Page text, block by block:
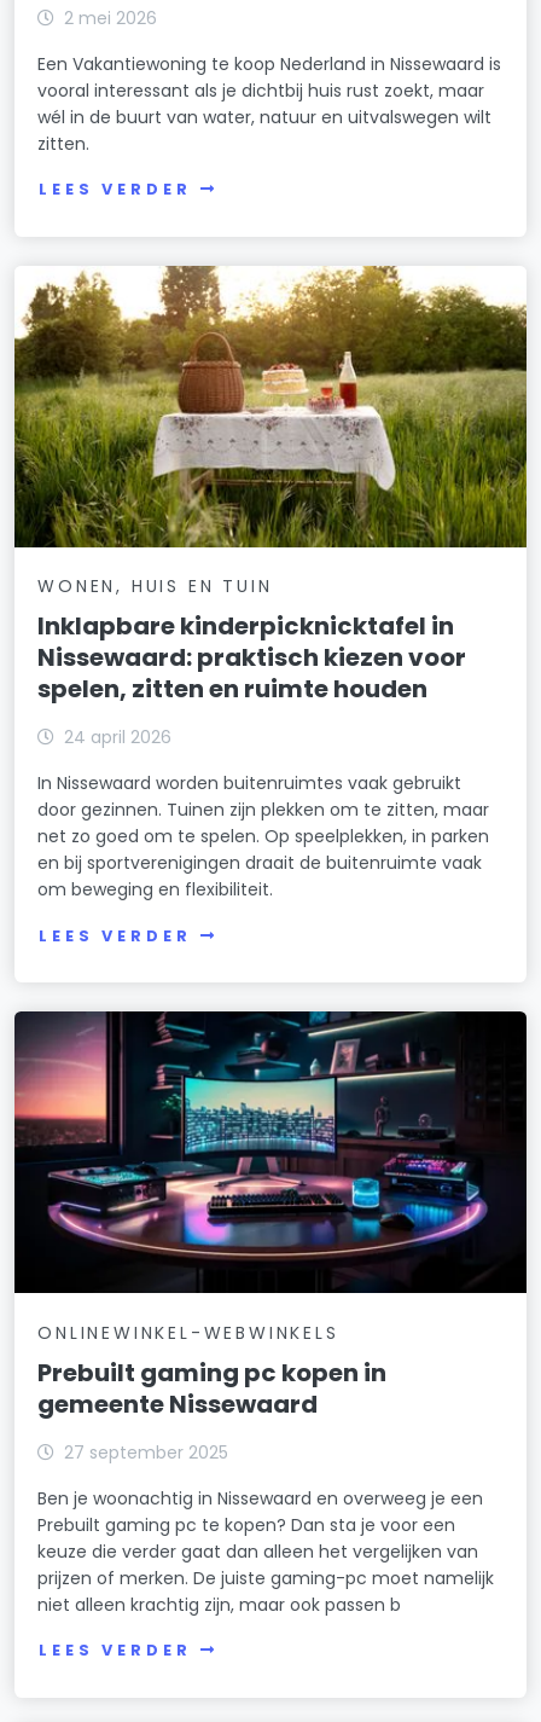
2 mei 2026
Een Vakantiewoning te koop Nederland in Nissewaard is
vooral interessant als je dichtbij huis rust zoekt, maar
wél in de buurt van water, natuur en uitvalswegen wilt
zitten.
LEES VERDER
WONEN, HUIS EN TUIN
Inklapbare kinderpicknicktafel in
Nissewaard: praktisch kiezen voor
spelen, zitten en ruimte houden
24 april 2026
In Nissewaard worden buitenruimtes vaak gebruikt
door gezinnen. Tuinen zijn plekken om te zitten, maar
net zo goed om te spelen. Op speelplekken, in parken
en bij sportverenigingen draait de buitenruimte vaak
om beweging en flexibiliteit.
LEES VERDER
ONLINEWINKEL-WEBWINKELS
Prebuilt gaming pc kopen in
gemeente Nissewaard
27 september 2025
Ben je woonachtig in Nissewaard en overweeg je een
Prebuilt gaming pc te kopen? Dan sta je voor een
keuze die verder gaat dan alleen het vergelijken van
prijzen of merken. De juiste gaming-pc moet namelijk
niet alleen krachtig zijn, maar ook passen b
LEES VERDER